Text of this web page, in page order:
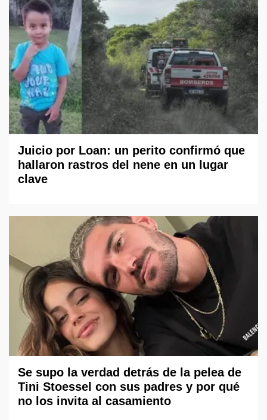
Juicio por Loan: un perito confirmó que
hallaron rastros del nene en un lugar
clave
Se supo la verdad detrás de la pelea de
Tini Stoessel con sus padres y por qué
no los invita al casamiento